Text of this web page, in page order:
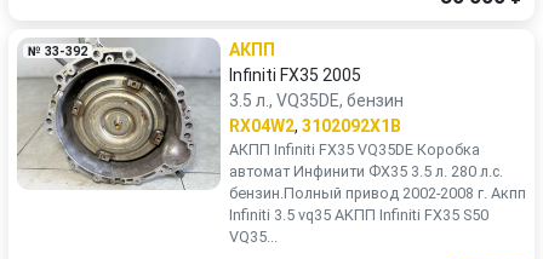
Skoda
SsangYong Subaru
Suzuki Tesla
№ 33-392
АКПП
Infiniti FX35 2005
3.5 л., VQ35DE, бензин
RX04W2, 3102092X1B
АКПП Infiniti FX35 VQ35DE Коробка
автомат Инфинити ФХ35 3.5 л. 280 л.с.
бензин.Полный привод 2002-2008 г. Акпп
Infiniti 3.5 vq35 АKПП Infiniti FХ35 S50
VQ35...